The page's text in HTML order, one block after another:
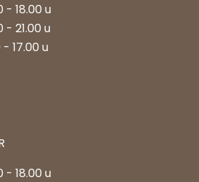
- 18.00 u
- 21.00 u
- 17.00 u
- 18.00 u